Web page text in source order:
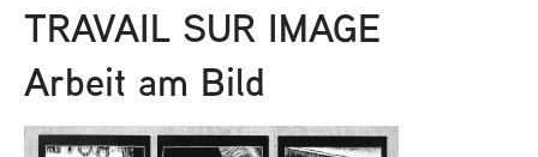
TRAVAIL SUR IMAGE
Arbeit am Bild